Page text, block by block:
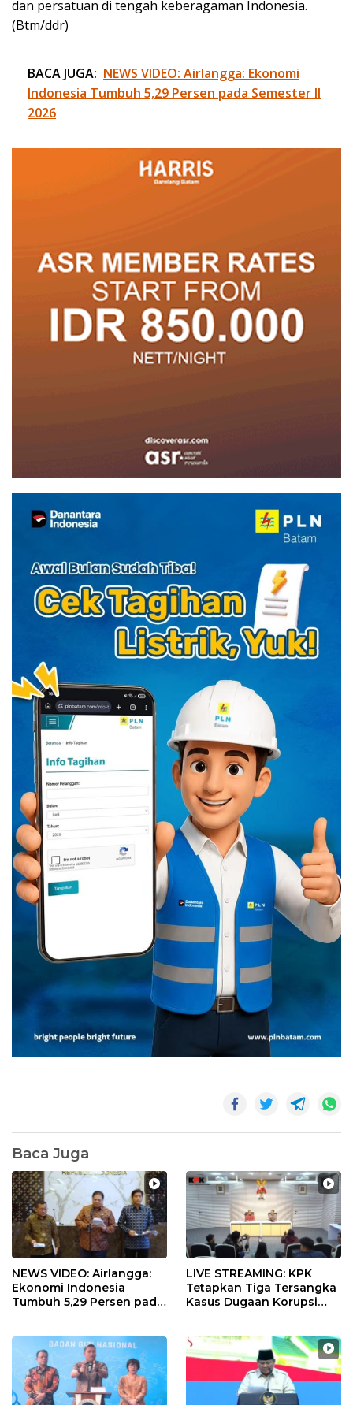
dan persatuan di tengah keberagaman Indonesia.
(Btm/ddr)
BACA JUGA: NEWS VIDEO: Airlangga: Ekonomi
Indonesia Tumbuh 5,29 Persen pada Semester II
2026
Baca Juga
NEWS VIDEO: Airlangga:
Ekonomi Indonesia
Tumbuh 5,29 Persen pada
LIVE STREAMING: KPK
Tetapkan Tiga Tersangka
Kasus Dugaan Korupsi